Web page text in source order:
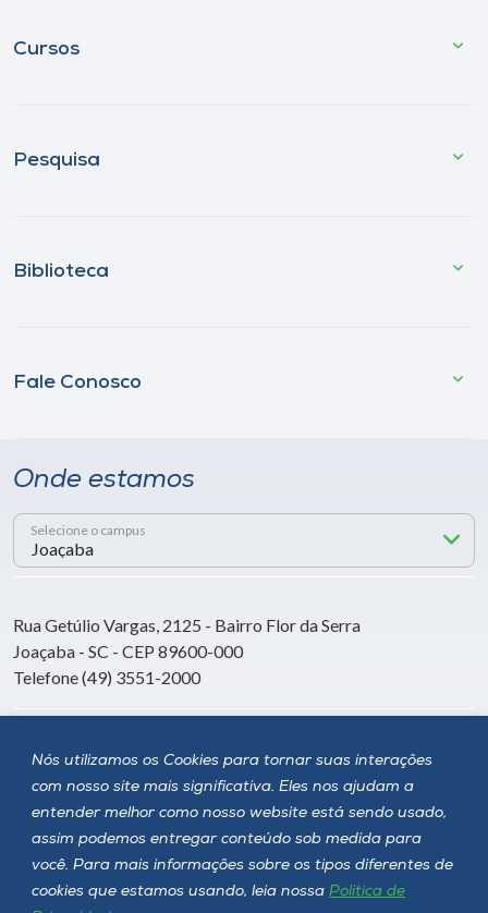
Nós utilizamos os Cookies para tornar suas interações
com nosso site mais significativa. Eles nos ajudam a
entender melhor como nosso website está sendo usado,
assim podemos entregar conteúdo sob medida para
você. Para mais informações sobre os tipos diferentes de
cookies que estamos usando, leia nossa Política de
Cursos
Pesquisa
Biblioteca
Fale Conosco
Onde estamos
Selecione o campus
Rua Getúlio Vargas, 2125 - Bairro Flor da Serra
Joaçaba - SC - CEP 89600-000
Telefone (49) 3551-2000
Siga a Unoesc